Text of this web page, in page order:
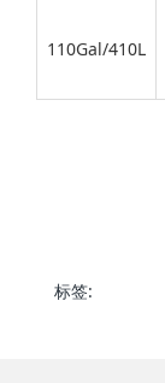
110Gal/410L
标签: